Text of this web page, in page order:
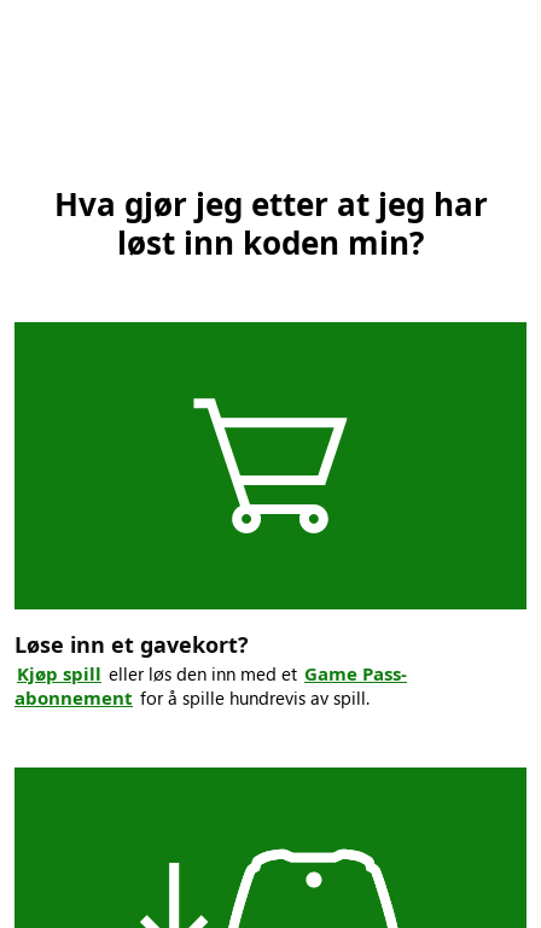
Hva gjør jeg etter at jeg har
løst inn koden min?
Løse inn et gavekort?
Kjøp spill eller løs den inn med et Game Pass-
abonnement for å spille hundrevis av spill.